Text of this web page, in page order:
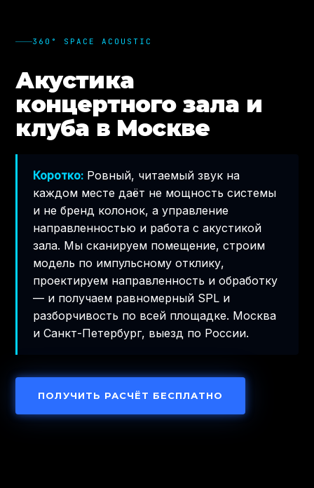
360° SPACE ACOUSTIC
Акустика
концертного зала и
клуба в Москве
Коротко: Ровный, читаемый звук на
каждом месте даёт не мощность системы
и не бренд колонок, а управление
направленностью и работа с акустикой
зала. Мы сканируем помещение, строим
модель по импульсному отклику,
проектируем направленность и обработку
— и получаем равномерный SPL и
разборчивость по всей площадке. Москва
и Санкт-Петербург, выезд по России.
ПОЛУЧИТЬ РАСЧЁТ БЕСПЛАТНО